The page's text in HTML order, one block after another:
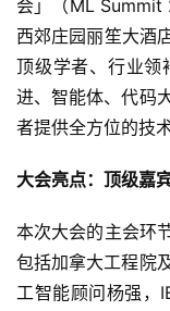
会」（ML Summit
西郊庄园丽笙大酒
顶级学者、行业领
进、智能体、代码
者提供全方位的技
大会亮点：顶级嘉
本次大会的主会环
包括加拿大工程院
工智能顾问杨强，